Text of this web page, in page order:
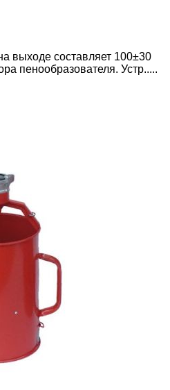
выходе составляет 100±30
пенообразователя. Устр.....